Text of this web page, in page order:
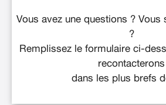
Vous avez une questions ? Vous
?
Remplissez le formulaire ci-
recontacterons
dans les plus brefs